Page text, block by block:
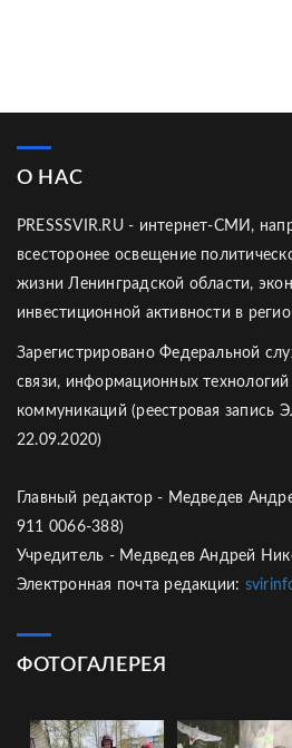
О НАС
PRESSSVIR.RU - интернет-СМИ,
всесторонее освещение
жизни Ленинградской области,
инвестиционной активности в
Зарегистрировано Федеральной
связи, информационных
коммуникаций (реестровая
22.09.2020)
Главный редактор - Медведев
911 0066-388)
Учредитель - Медведев Андрей
Электронная почта редакции:
ФОТОГАЛЕРЕЯ